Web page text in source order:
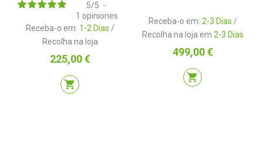
Receba-o em: 1-2 Dias /
Recolha na loja
5/5 -
1 opiniones
Preço
225,00 €
shopping_cart
Receba-o em: 2-3 Dias /
Recolha na loja em 2-3 Dias
Preço
499,00 €
shopping_cart